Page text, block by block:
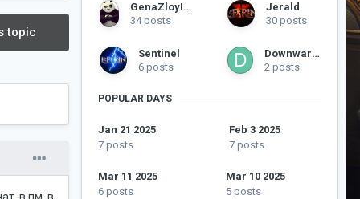
topic
GenaZloyIIapeHb
34 posts
Jerald
30 posts
Sentinel
6 posts
Downwards
2 posts
POPULAR DAYS
Jan 21 2025
7 posts
Feb 3 2025
7 posts
Mar 11 2025
6 posts
Mar 10 2025
5 posts